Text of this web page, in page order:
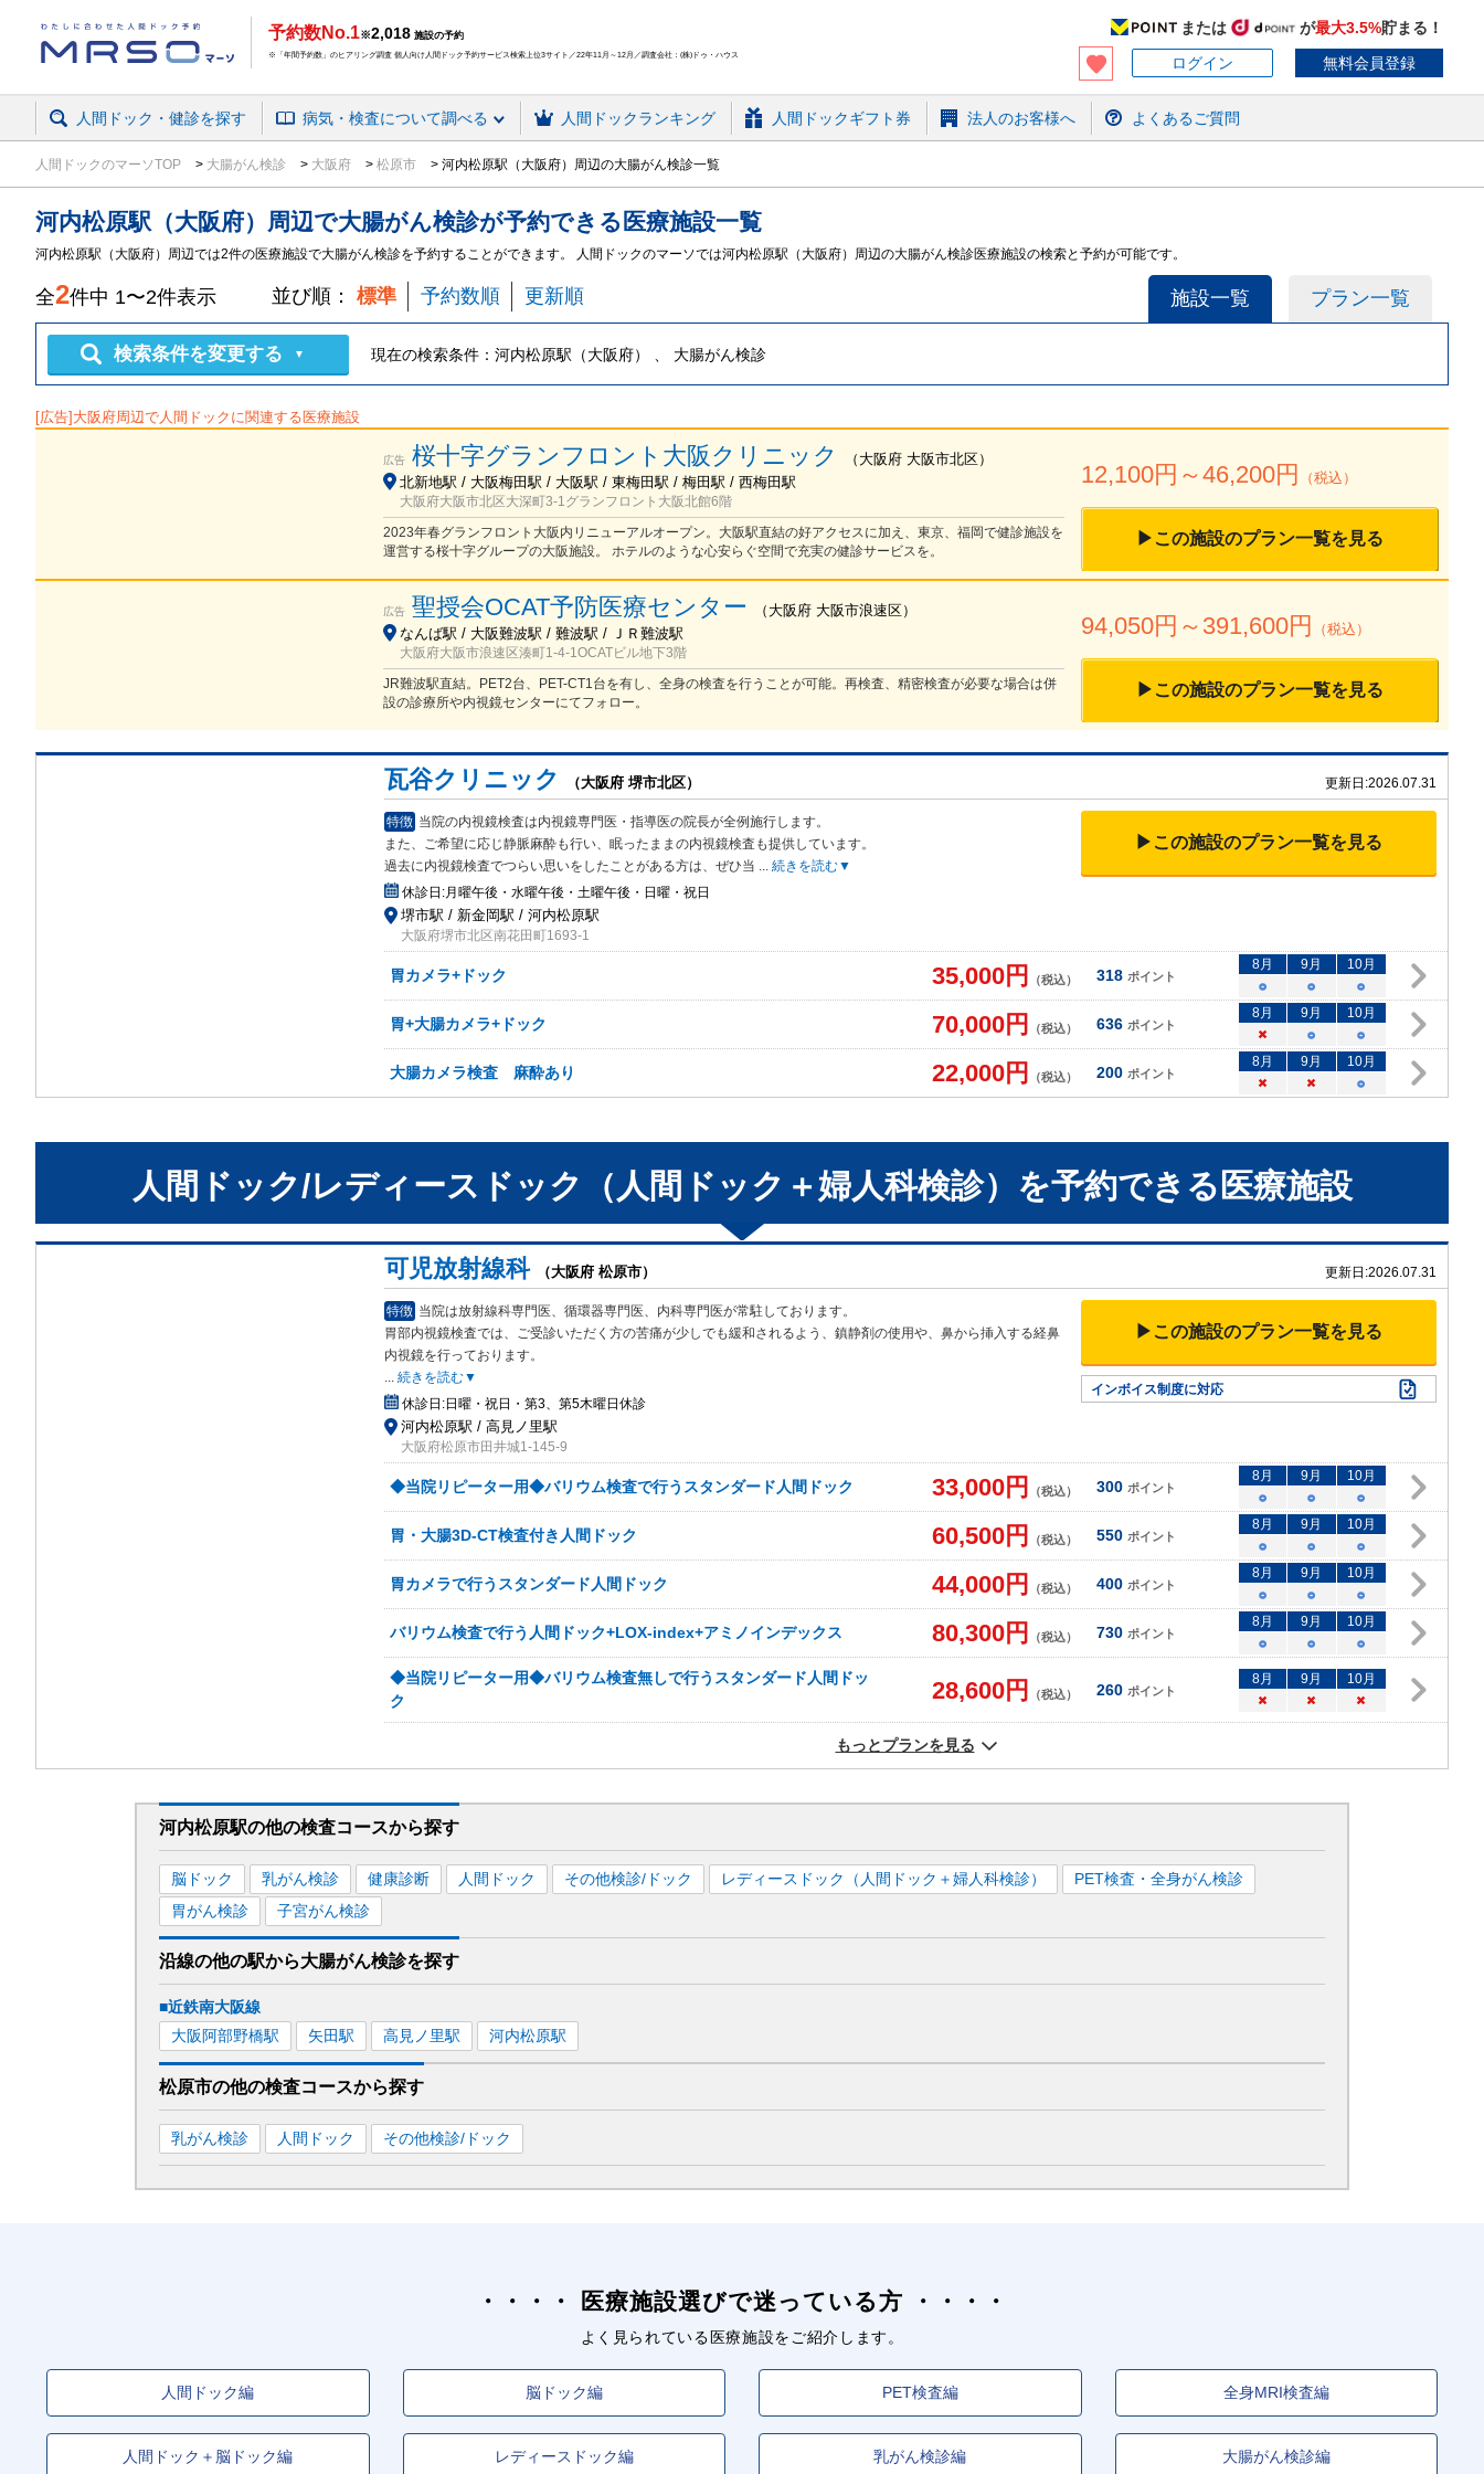
予約数No.1※2,018 施設の予約
※「年間予約数」のヒアリング調査 個人向け人間ドック予約サービス検索上位3サイト／22年11月～12月／調査会社：(株)ドゥ・ハウス
または が最大3.5%貯まる！
ログイン
無料会員登録
人間ドック・健診を探す 病気・検査について調べる 人間ドックランキング 人間ドックギフト券 法人のお客様へ よくあるご質問
人間ドックのマーソTOP 大腸がん検診 大阪府 松原市 河内松原駅（大阪府）周辺の大腸がん検診一覧
河内松原駅（大阪府）周辺で大腸がん検診が予約できる 医療施設一覧
河内松原駅（大阪府）周辺では2件の医療施設で大腸がん検診を予約することができます。 人間ドックのマーソでは河内松原駅（大阪府）周辺の大腸がん検診医療施設の検索と予約が可能です。
施設一覧 プラン一覧
全2件中 1〜2件表示 並び順： 標準 予約数順 更新順
検索条件を変更する ▼ 現在の検索条件： 河内松原駅（大阪府） 、 大腸がん検診
[広告] 大阪府周辺で人間ドックに関連する医療施設
広告 桜十字グランフロント大阪クリニック （ 大阪府 大阪市北区）
北新地駅 / 大阪梅田駅 / 大阪駅 / 東梅田駅 / 梅田駅 / 西梅田駅
大阪府大阪市北区大深町3-1グランフロント大阪北館6階
2023年春グランフロント大阪内リニューアルオープン。大阪駅直結の好アクセスに加え、東京、福岡で健診施設を
運営する桜十字グループの大阪施設。 ホテルのような心安らぐ空間で充実の健診サービスを。
12,100円～46,200円 （税込）
▶この施設のプラン一覧を見る
広告 聖授会OCAT予防医療センター （ 大阪府 大阪市浪速区）
なんば駅 / 大阪難波駅 / 難波駅 / ＪＲ難波駅
大阪府大阪市浪速区湊町1-4-1OCATビル地下3階
JR難波駅直結。PET2台、PET-CT1台を有し、全身の検査を行うことが可能。再検査、精密検査が必要な場合は併
設の診療所や内視鏡センターにてフォロー。
94,050円～ 391,600円 （税込）
▶この施設のプラン一覧を見る
瓦谷クリニック （大阪府 堺市北区） 更新日:2026.07.31
特徴 当院の内視鏡検査は内視鏡専門医・指導医の院長が全例施行します。
また、ご希望に応じ静脈麻酔も行い、 眠ったままの内視鏡検査も提供しています。
過去に内視鏡検査でつらい思いをしたことがある方は、ぜひ当 ... 続きを読む▼
休診日:月曜午後・水曜午後・土曜午後・日曜・祝日
堺市駅 / 新金岡駅 / 河内松原駅
大阪府堺市北区南花田町1693-1
▶この施設のプラン一覧を見る
胃カメラ+ドック 35,000円 （税込） 318 ポイント
8月 9月 10月
○
○ ○
胃+大腸カメラ+ドック 70,000円 （税込） 636 ポイント
8月 9月 10月
×
○ ○
大腸カメラ検査 麻酔あり 22,000円 （税込） 200 ポイント
8月 9月 10月
×
× ○
人間ドック/レディースドック（人間ドック＋婦人科検診） を予約できる 医療施設
可児放射線科 （大阪府 松原市） 更新日:2026.07.31
特徴 当院は放射線科専門医、循環器専門医、内科専門医が常駐しております。
胃部内視鏡検査では、ご受診いただく方の苦痛が少しでも緩和されるよう、鎮静剤の使用や、鼻から挿入する経鼻
内視鏡を行っております。
... 続きを読む▼
休診日:日曜・祝日・第3、第5木曜日休診
河内松原駅 / 高見ノ里駅
大阪府松原市田井城1-145-9
▶この施設のプラン一覧を見る
インボイス制度に対応
◆当院リピーター用◆バリウム検査で行うスタンダード人間ドック 33,000円 （税込） 300 ポイント
8月 9月 10月
○
○ ○
胃・大腸3D-CT検査付き人間ドック 60,500円 （税込） 550 ポイント
8月 9月 10月
○
○ ○
胃カメラで行うスタンダード人間ドック 44,000円 （税込） 400 ポイント
8月 9月 10月
○
○ ○
バリウム検査で行う人間ドック+LOX-index+アミノインデックス 80,300円 （税込） 730 ポイント
8月 9月 10月
○
○ ○
◆当院リピーター用◆バリウム検査無しで行うスタンダード人間ドッ
ク
28,600円 （税込） 260 ポイント
8月 9月 10月
×
× ×
もっとプランを見る
河内松原駅の他の検査コースから探す
脳ドック 乳がん検診 健康診断 人間ドック その他検診/ドック レディースドック（人間ドック＋婦人科検診）
PET検査・全身がん検診
胃がん検診
子宮がん検診
沿線の他の駅から大腸がん検診を探す
■近鉄南大阪線
大阪阿部野橋駅 矢田駅 高見ノ里駅 河内松原駅
松原市の他の検査コースから探す
乳がん検診 人間ドック その他検診/ドック
医療施設選びで迷っている方
よく見られている医療施設をご紹介します。
人間ドック編 脳ドック編 PET検査編 全身MRI検査編
人間ドック＋脳ドック編 レディースドック編 乳がん検診編 大腸がん検診編